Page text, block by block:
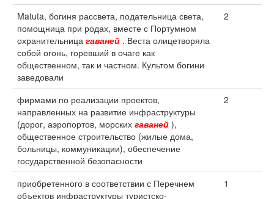
Matuta, богиня рассвета, подательница света,
помощница при родах, вместе с Портумном
охранительница гаваней . Веста олицетворяла
собой огонь, горевший в очаге как
общественном, так и частном. Культом богини
заведовали
2
фирмами по реализации проектов,
направленных на развитие инфраструктуры
(дорог, аэропортов, морских гаваней ),
общественное строительство (жилые дома,
больницы, коммуникации), обеспечение
государственной безопасности
2
приобретенного в соответствии с Перечнем
объектов инфраструктуры туристско-
1